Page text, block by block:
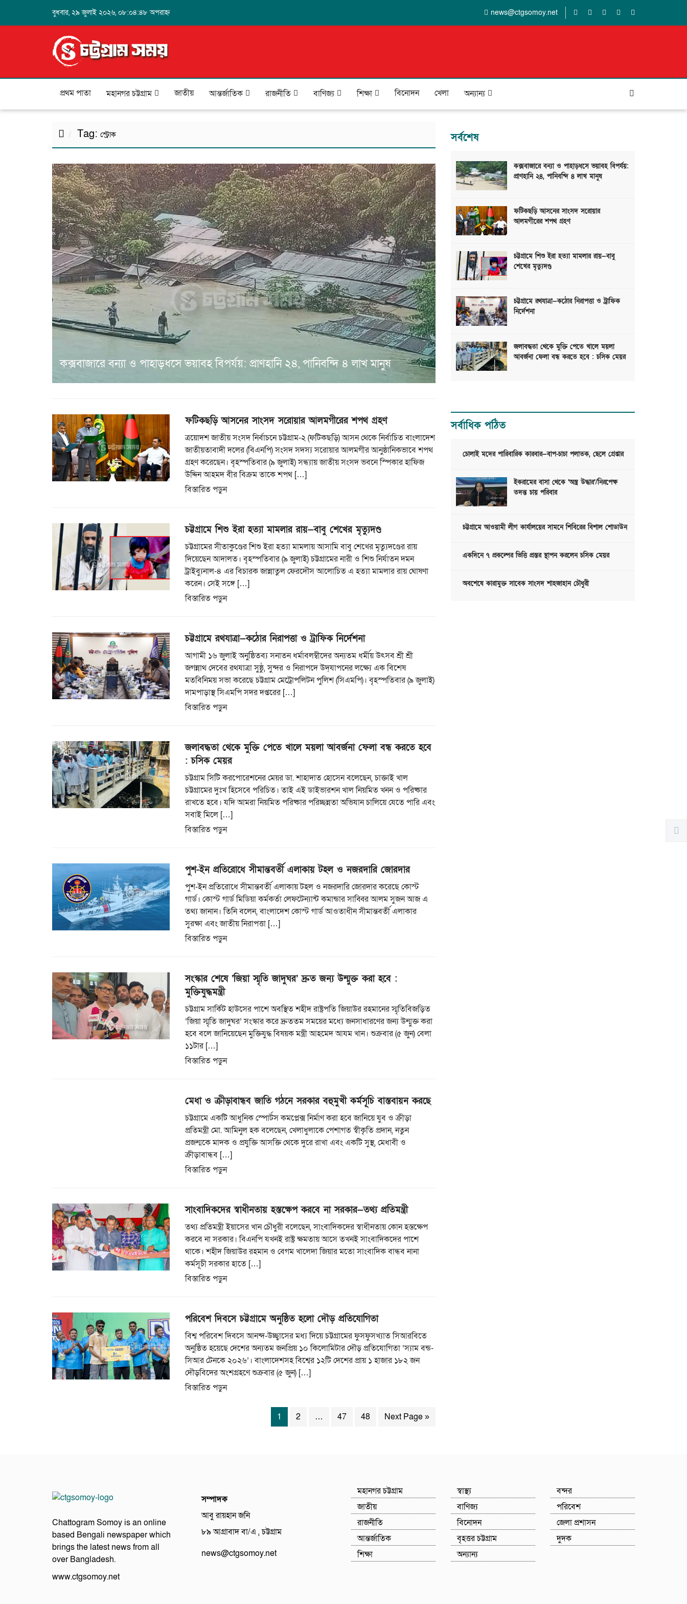
বুধবার, ২৯ জুলাই ২০২৬, ০৮:০৪:৪৮ অপরাহ্ন news@ctgsomoy.net
প্রথম পাতা মহানগর চট্টগ্রাম জাতীয় আন্তর্জাতিক রাজনীতি বাণিজ্য শিক্ষা বিনোদন খেলা অন্যান্য
Tag: স্ট্রোক
কক্সবাজারে বন্যা ও পাহাড়ধসে ভয়াবহ বিপর্যয়: প্রাণহানি ২৪, পানিবন্দি ৪ লাখ মানুষ
ফটিকছড়ি আসনের সাংসদ সরোয়ার আলমগীরের শপথ গ্রহণ
ত্রয়োদশ জাতীয় সংসদ নির্বাচনে চট্টগ্রাম-২ (ফটিকছড়ি) আসন থেকে নির্বাচিত বাংলাদেশ
জাতীয়তাবাদী দলের (বিএনপি) সংসদ সদস্য সরোয়ার আলমগীর আনুষ্ঠানিকভাবে শপথ
গ্রহণ করেছেন। বৃহস্পতিবার (৯ জুলাই) সন্ধ্যায় জাতীয় সংসদ ভবনে স্পিকার হাফিজ
উদ্দিন আহমদ বীর বিক্রম তাকে শপথ […]
বিস্তারিত পড়ুন
চট্টগ্রামে শিশু ইরা হত্যা মামলার রায়—বাবু শেখের মৃত্যুদণ্ড
চট্টগ্রামের সীতাকুণ্ডের শিশু ইরা হত্যা মামলায় আসামি বাবু শেখের মৃত্যুদণ্ডের রায়
দিয়েছেন আদালত। বৃহস্পতিবার (৯ জুলাই) চট্টগ্রামের নারী ও শিশু নির্যাতন দমন
ট্রাইব্যুনাল-৪ এর বিচারক জান্নাতুল ফেরদৌস আলোচিত এ হত্যা মামলার রায় ঘোষণা
করেন। সেই সঙ্গে […]
বিস্তারিত পড়ুন
চট্টগ্রামে রথযাত্রা—কঠোর নিরাপত্তা ও ট্রাফিক নির্দেশনা
আগামী ১৬ জুলাই অনুষ্ঠিতব্য সনাতন ধর্মাবলম্বীদের অন্যতম ধর্মীয় উৎসব শ্রী শ্রী
জগন্নাথ দেবের রথযাত্রা সুষ্ঠু, সুন্দর ও নিরাপদে উদ্‌যাপনের লক্ষ্যে এক বিশেষ
মতবিনিময় সভা করেছে চট্টগ্রাম মেট্রোপলিটন পুলিশ (সিএমপি)। বৃহস্পতিবার (৯ জুলাই)
দামপাড়াস্থ সিএমপি সদর দপ্তরের […]
বিস্তারিত পড়ুন
জলাবদ্ধতা থেকে মুক্তি পেতে খালে ময়লা আবর্জনা ফেলা বন্ধ করতে হবে
: চসিক মেয়র
চট্টগ্রাম সিটি করপোরেশনের মেয়র ডা. শাহাদাত হোসেন বলেছেন, চাক্তাই খাল
চট্টগ্রামের দুঃখ হিসেবে পরিচিত। তাই এই ডাইভারশন খাল নিয়মিত খনন ও পরিষ্কার
রাখতে হবে। যদি আমরা নিয়মিত পরিষ্কার পরিচ্ছন্নতা অভিযান চালিয়ে যেতে পারি এবং
সবাই মিলে […]
বিস্তারিত পড়ুন
পুশ-ইন প্রতিরোধে সীমান্তবর্তী এলাকায় টহল ও নজরদারি জোরদার
পুশ-ইন প্রতিরোধে সীমান্তবর্তী এলাকায় টহল ও নজরদারি জোরদার করেছে কোস্ট
গার্ড। কোস্ট গার্ড মিডিয়া কর্মকর্তা লেফটেন্যান্ট কমান্ডার সাব্বির আলম সুজন আজ এ
তথ্য জানান। তিনি বলেন, বাংলাদেশ কোস্ট গার্ড আওতাধীন সীমান্তবর্তী এলাকার
সুরক্ষা এবং জাতীয় নিরাপত্তা […]
বিস্তারিত পড়ুন
সংস্কার শেষে ‘জিয়া স্মৃতি জাদুঘর’ দ্রুত জন্য উন্মুক্ত করা হবে :
মুক্তিযুদ্ধমন্ত্রী
চট্টগ্রাম সার্কিট হাউসের পাশে অবস্থিত শহীদ রাষ্ট্রপতি জিয়াউর রহমানের স্মৃতিবিজড়িত
‘জিয়া স্মৃতি জাদুঘর’ সংস্কার করে দ্রুততম সময়ের মধ্যে জনসাধারণের জন্য উন্মুক্ত করা
হবে বলে জানিয়েছেন মুক্তিযুদ্ধ বিষয়ক মন্ত্রী আহমেদ আযম খান। শুক্রবার (৫ জুন) বেলা
১১টার […]
বিস্তারিত পড়ুন
মেধা ও ক্রীড়াবান্ধব জাতি গঠনে সরকার বহুমুখী কর্মসূচি বাস্তবায়ন করছে
চট্টগ্রামে একটি আধুনিক স্পোর্টস কমপ্লেক্স নির্মাণ করা হবে জানিয়ে যুব ও ক্রীড়া
প্রতিমন্ত্রী মো. আমিনুল হক বলেছেন, খেলাধুলাকে পেশাগত স্বীকৃতি প্রদান, নতুন
প্রজন্মকে মাদক ও প্রযুক্তি আসক্তি থেকে দুরে রাখা এবং একটি সুস্থ, মেধাবী ও
ক্রীড়াবান্ধব […]
বিস্তারিত পড়ুন
সাংবাদিকদের স্বাধীনতায় হস্তক্ষেপ করবে না সরকার—তথ্য প্রতিমন্ত্রী
তথ্য প্রতিমন্ত্রী ইয়াসের খান চৌধুরী বলেছেন, সাংবাদিকদের স্বাধীনতায় কোন হস্তক্ষেপ
করবে না সরকার। বিএনপি যখনই রাষ্ট্র ক্ষমতায় আসে তখনই সাংবাদিকদের পাশে
থাকে। শহীদ জিয়াউর রহমান ও বেগম খালেদা জিয়ার মতো সাংবাদিক বান্ধব নানা
কর্মসূচী সরকার হাতে […]
বিস্তারিত পড়ুন
পরিবেশ দিবসে চট্টগ্রামে অনুষ্ঠিত হলো দৌড় প্রতিযোগিতা
বিশ্ব পরিবেশ দিবসে আনন্দ-উচ্ছ্বাসের মধ্য দিয়ে চট্টগ্রামের ফুসফুসখ্যাত সিআরবিতে
অনুষ্ঠিত হয়েছে দেশের অন্যতম জনপ্রিয় ১০ কিলোমিটার দৌড় প্রতিযোগিতা ‘স্যাম বন্ড-
সিআর টেনকে ২০২৬’। বাংলাদেশসহ বিশ্বের ১২টি দেশের প্রায় ১ হাজার ১৮২ জন
দৌড়বিদের অংশগ্রহণে শুক্রবার (৫ জুন) […]
বিস্তারিত পড়ুন
1 2 … 47 48 Next Page »
সর্বশেষ
কক্সবাজারে বন্যা ও পাহাড়ধসে ভয়াবহ বিপর্যয়:
প্রাণহানি ২৪, পানিবন্দি ৪ লাখ মানুষ
ফটিকছড়ি আসনের সাংসদ সরোয়ার
আলমগীরের শপথ গ্রহণ
চট্টগ্রামে শিশু ইরা হত্যা মামলার রায়—বাবু
শেখের মৃত্যুদণ্ড
চট্টগ্রামে রথযাত্রা—কঠোর নিরাপত্তা ও ট্রাফিক
নির্দেশনা
জলাবদ্ধতা থেকে মুক্তি পেতে খালে ময়লা
আবর্জনা ফেলা বন্ধ করতে হবে : চসিক মেয়র
সর্বাধিক পঠিত
চোলাই মদের পারিবারিক কারবার—বাপ-চাচা পলাতক, ছেলে গ্রেপ্তার
ইকরামের বাসা থেকে ‘অস্ত্র উদ্ধার’/নিরপেক্ষ
তদন্ত চায় পরিবার
চট্টগ্রামে আওয়ামী লীগ কার্যালয়ের সামনে শিবিরের বিশাল শোডাউন
একদিনে ৭ প্রকল্পের ভিত্তি প্রস্তর স্থাপন করলেন চসিক মেয়র
অবশেষে কারামুক্ত সাবেক সাংসদ শাহজাহান চৌধুরী
Chattogram Somoy is an online
based Bengali newspaper which
brings the latest news from all
over Bangladesh.
www.ctgsomoy.net
সম্পাদক
আবু রায়হান জনি
৮৯ আগ্রাবাদ বা/এ , চট্টগ্রাম
news@ctgsomoy.net
মহানগর চট্টগ্রাম
জাতীয়
রাজনীতি
আন্তর্জাতিক
শিক্ষা
স্বাস্থ্য
বাণিজ্য
বিনোদন
বৃহত্তর চট্টগ্রাম
অন্যান্য
বন্দর
পরিবেশ
জেলা প্রশাসন
দুদক